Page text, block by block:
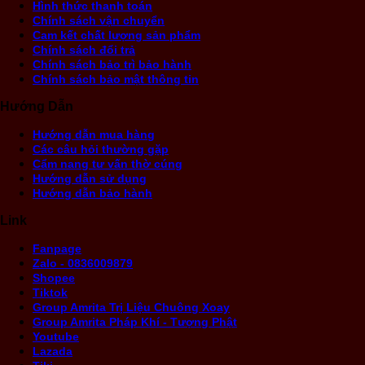
Hình thức thanh toán
Chính sách vận chuyển
Cam kết chất lượng sản phẩm
Chính sách đổi trả
Chính sách bảo trì bảo hành
Chính sách bảo mật thông tin
Hướng Dẫn
Hướng dẫn mua hàng
Các câu hỏi thường gặp
Cẩm nang tư vấn thờ cúng
Hướng dẫn sử dụng
Hướng dẫn bảo hành
Link
Fanpage
Zalo - 0836009879
Shopee
Tiktok
Group Amrita Trị Liệu Chuông Xoay
Group Amrita Pháp Khí - Tượng Phật
Youtube
Lazada